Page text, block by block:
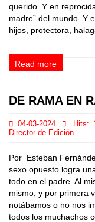
querido. Y en
madre” del mundo. Y
hijos, protectora,
Read more
DE RAMA EN
04-03-2024 Hits:
Director de Edición
Por Esteban
sexo opuesto logra
todo en el padre. Al
mismo, y por primera
notábamos o no nos
todos los muchachos